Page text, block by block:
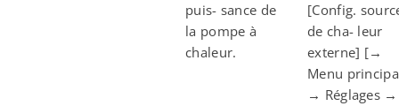
puis- sance de
la pompe à
chaleur.
[Config.
de cha- leur
externe] [→
Menu
→ Réglages →